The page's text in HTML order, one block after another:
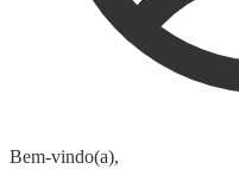
Bem-vindo(a),